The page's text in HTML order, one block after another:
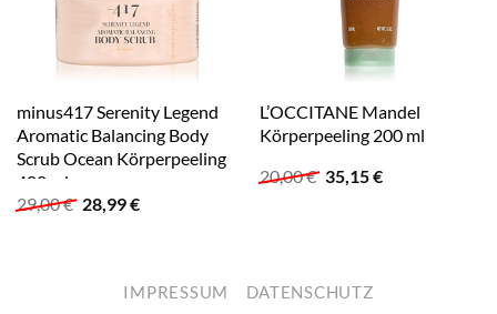
minus417 Serenity Legend
Aromatic Balancing Body
Scrub Ocean Körperpeeling
400 ml
29,00€ Ursprünglicher
28,99€Aktueller
L’OCCITANE Mandel
Körperpeeling 200 ml
20,00€ Ursprünglicher
35,15€Aktueller
IMPRESSUM DATENSCHUTZ